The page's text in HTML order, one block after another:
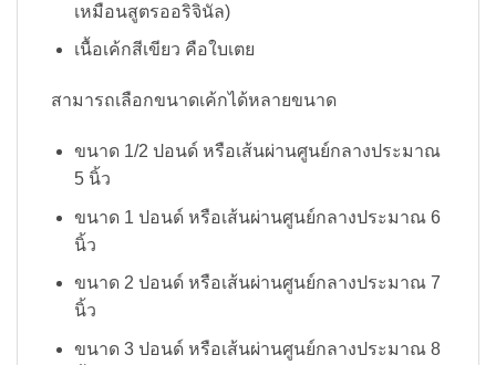
เหมือนสูตรออริจินัล)
เนื้อเค้กสีเขียว คือใบเตย
สามารถเลือกขนาดเค้กได้หลายขนาด
ขนาด 1/2 ปอนด์ หรือเส้นผ่านศูนย์กลางประมาณ
5 นิ้ว
ขนาด 1 ปอนด์ หรือเส้นผ่านศูนย์กลางประมาณ 6
นิ้ว
ขนาด 2 ปอนด์ หรือเส้นผ่านศูนย์กลางประมาณ 7
นิ้ว
ขนาด 3 ปอนด์ หรือเส้นผ่านศูนย์กลางประมาณ 8